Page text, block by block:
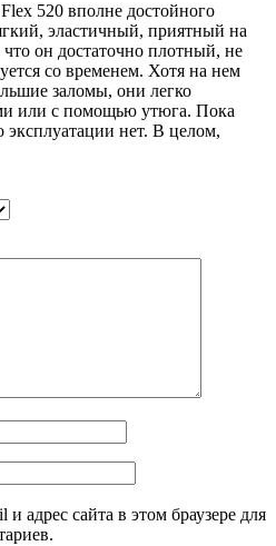
520 вполне достойного
эластичный, приятный на
он достаточно плотный, не
со временем. Хотя на нем
заломы, они легко
или с помощью утюга. Пока
нет. В целом,
адрес сайта в этом браузере для